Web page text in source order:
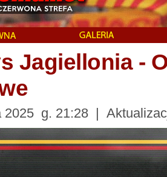
Jagiellonia -
g. 21:28 |